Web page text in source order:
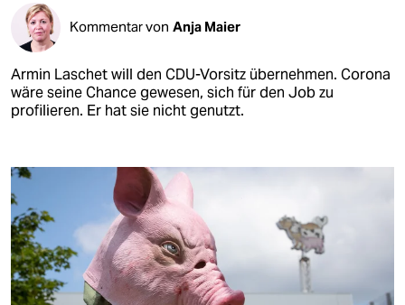
Kommentar von Anja Maier
Armin Laschet will den CDU-Vorsitz übernehmen. Corona
wäre seine Chance gewesen, sich für den Job zu
profilieren. Er hat sie nicht genutzt.